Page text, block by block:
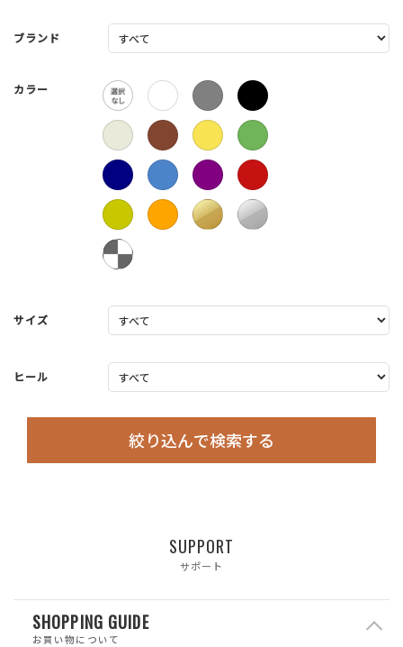
ブランド
カラー
サイズ
ヒール
絞り込んで検索する
SUPPORT
サポート
SHOPPING GUIDE
お買い物について